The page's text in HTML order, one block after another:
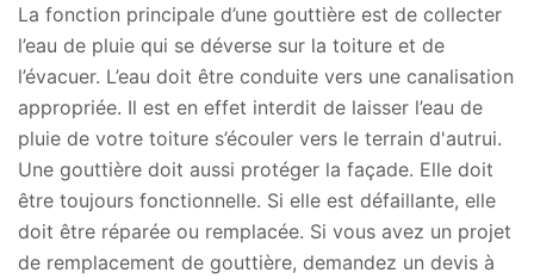
La fonction principale d’une gouttière est de collecter
l’eau de pluie qui se déverse sur la toiture et de
l’évacuer. L’eau doit être conduite vers une canalisation
appropriée. Il est en effet interdit de laisser l’eau de
pluie de votre toiture s’écouler vers le terrain d'autrui.
Une gouttière doit aussi protéger la façade. Elle doit
être toujours fonctionnelle. Si elle est défaillante, elle
doit être réparée ou remplacée. Si vous avez un projet
de remplacement de gouttière, demandez un devis à